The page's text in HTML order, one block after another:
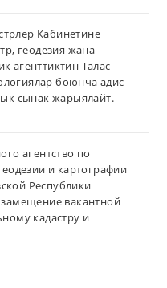
Кабинетине
геодезия жана
агенттиктин Талас
боюнча адис
сынак жарыялайт.
агентство по
и картографии
Республики
вакантной
кадастру и